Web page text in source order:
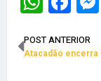
POST ANTERIOR